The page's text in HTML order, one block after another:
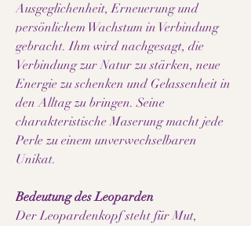
Ausgeglichenheit, Erneuerung und
persönlichem Wachstum in Verbindung
gebracht. Ihm wird nachgesagt, die
Verbindung zur Natur zu stärken, neue
Energie zu schenken und Gelassenheit in
den Alltag zu bringen. Seine
charakteristische Maserung macht jede
Perle zu einem unverwechselbaren
Unikat.
Bedeutung des Leoparden
Der Leopardenkopf steht für Mut,